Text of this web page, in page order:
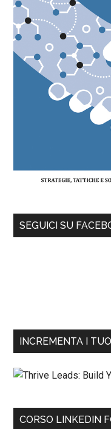
SEGUICI SU
INCREMENTA I
CORSO LINKEDIN